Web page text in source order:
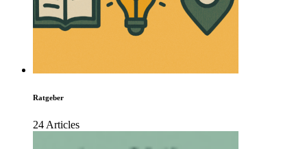
Ratgeber
24 Articles